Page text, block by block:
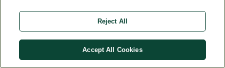
n
e
Reject All
Accept All Cookies